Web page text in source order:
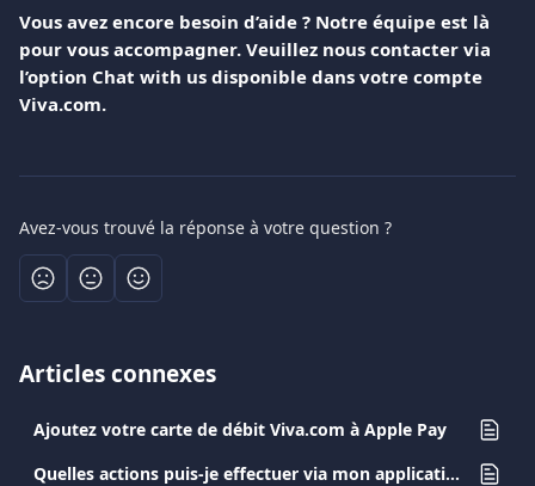
Vous avez encore besoin d’aide ? Notre équipe est là
pour vous accompagner. Veuillez nous contacter via
l’option Chat with us disponible dans votre compte
Viva.com.
Avez-vous trouvé la réponse à votre question ?
Articles connexes
Ajoutez votre carte de débit Viva.com à Apple Pay
Quelles actions puis-je effectuer via mon application Viva.com ?